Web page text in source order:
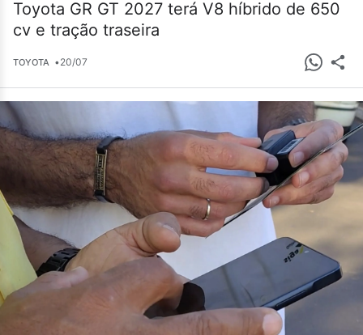
Toyota GR GT 2027 terá V8 híbrido de 650
cv e tração traseira
TOYOTA •20/07